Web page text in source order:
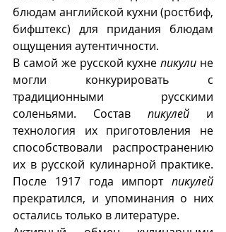
блюдам английской кухни (ростбиф,
бифштекс) для придания блюдам
ощущения аутентичности.
В самой же русской кухне пикули не
могли конкурировать с
традиционными русскими
соленьями. Состав пикулей и
технология их приготовления не
способствовали распространению
их в русской кулинарной практике.
После 1917 года импорт пикулей
прекратился, и упоминания о них
остались только в литературе.